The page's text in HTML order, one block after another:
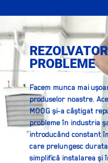
PROBLEME
Facem munca mai
produselor noastre.
MOOG și-a câștigat
probleme în industria
introducând constant
care prelungesc
simplifică instalarea și